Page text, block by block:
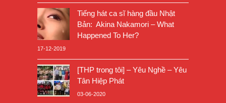
Tiếng hát ca sĩ hàng đầu Nhật
Bản: Akina Nakamori – What
Happened To Her?
17-12-2019
[THP trong tôi] – Yêu Nghề – Yêu
Tân Hiệp Phát
03-06-2020